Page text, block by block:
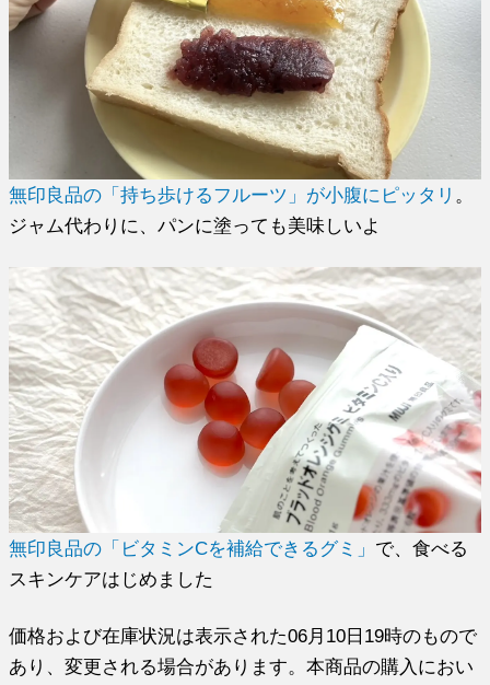
無印良品の「持ち歩けるフルーツ」が小腹にピッタリ 。
ジャム代わりに、パンに塗っても美味しいよ
無印良品の「ビタミンCを補給できるグミ」 で、食べる
スキンケアはじめました
価格および在庫状況は表示された06月10日19時のもので
あり、変更される場合があります。本商品の購入におい